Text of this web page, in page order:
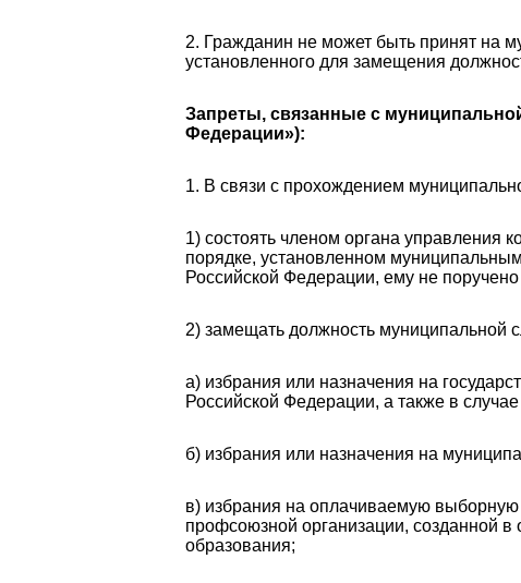
2. Гражданин не может быть принят на
установленного для замещения
Запреты, связанные с
Федерации»):
1. В связи с прохождением
1) состоять членом органа управления
порядке, установленном
Российской Федерации, ему не
2) замещать должность муниципальной
а) избрания или назначения на
Российской Федерации, а также в
б) избрания или назначения на
в) избрания на оплачиваемую
профсоюзной организации, созданной в
образования;